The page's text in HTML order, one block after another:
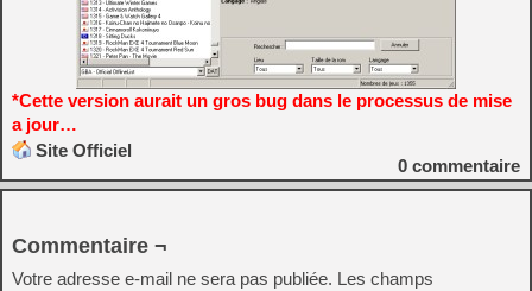
*Cette version aurait un gros bug dans le processus de mise
a jour…
Site Officiel
0 commentaire
Commentaire ¬
Votre adresse e-mail ne sera pas publiée. Les champs